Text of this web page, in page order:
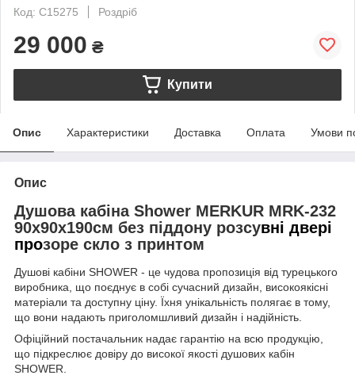
Код: C15275
Роздріб
29 000 ₴
Купити
Опис Характеристики Доставка Оплата Умови
Опис
Душова кабіна Shower MERKUR MRK-232
90х90х190см без піддону розсувні двері
прозоре скло з принтом
Душові кабіни SHOWER - це чудова пропозиція від турецького
виробника, що поєднує в собі сучасний дизайн, високоякісні
матеріали та доступну ціну. Їхня унікальність полягає в тому,
що вони надають приголомшливий дизайн і надійність.
Офіційний постачальник надає гарантію на всю продукцію,
що підкреслює довіру до високої якості душових кабін
SHOWER.